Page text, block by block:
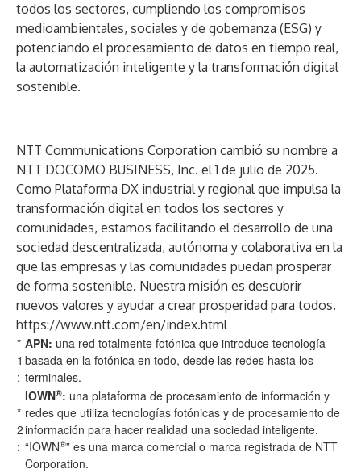
todos los sectores, cumpliendo los compromisos
medioambientales, sociales y de gobernanza (ESG) y
potenciando el procesamiento de datos en tiempo real,
la automatización inteligente y la transformación digital
sostenible.
NTT Communications Corporation cambió su nombre a
NTT DOCOMO BUSINESS, Inc. el 1 de julio de 2025.
Como Plataforma DX industrial y regional que impulsa la
transformación digital en todos los sectores y
comunidades, estamos facilitando el desarrollo de una
sociedad descentralizada, autónoma y colaborativa en la
que las empresas y las comunidades puedan prosperar
de forma sostenible. Nuestra misión es descubrir
nuevos valores y ayudar a crear prosperidad para todos.
https://www.ntt.com/en/index.html
*
1
:
APN: una red totalmente fotónica que introduce tecnología
basada en la fotónica en todo, desde las redes hasta los
terminales.
*
2
:
IOWN®: una plataforma de procesamiento de información y
redes que utiliza tecnologías fotónicas y de procesamiento de
información para hacer realidad una sociedad inteligente.
“IOWN®” es una marca comercial o marca registrada de NTT
Corporation.